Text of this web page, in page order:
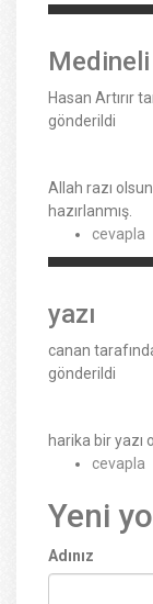
Hasan Artırır
gönderildi
Allah razı
hazırlanmış.
cevapla
yazı
canan
gönderildi
harika bir yazı
cevapla
Yeni
Adınız